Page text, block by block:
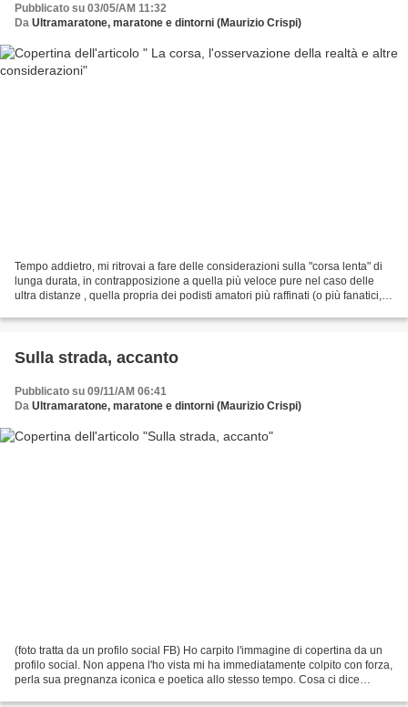
Pubblicato su 03/05/AM 11:32
Da Ultramaratone, maratone e dintorni (Maurizio Crispi)
Tempo addietro, mi ritrovai a fare delle considerazioni sulla "corsa lenta" di
lunga durata, in contrapposizione a quella più veloce pure nel caso delle
ultra distanze , quella propria dei podisti amatori più raffinati (o più fanatici, a
Sulla strada, accanto
Pubblicato su 09/11/AM 06:41
Da Ultramaratone, maratone e dintorni (Maurizio Crispi)
(foto tratta da un profilo social FB) Ho carpito l'immagine di copertina da un
profilo social. Non appena l'ho vista mi ha immediatamente colpito con forza,
perla sua pregnanza iconica e poetica allo stesso tempo. Cosa ci dice